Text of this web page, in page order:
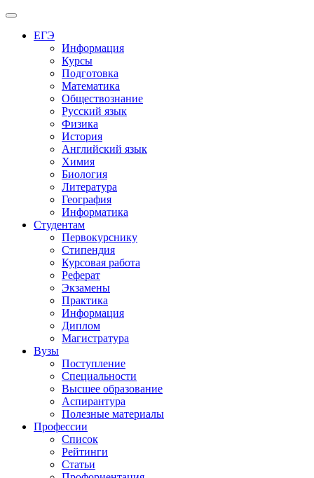
Меню
ЕГЭ
Информация
Курсы
Подготовка
Математика
Обществознание
Русский язык
Физика
История
Английский язык
Химия
Биология
Литература
География
Информатика
Студентам
Первокурснику
Стипендия
Курсовая работа
Реферат
Экзамены
Практика
Информация
Диплом
Магистратура
Вузы
Поступление
Специальности
Высшее образование
Аспирантура
Полезные материалы
Профессии
Список
Рейтинги
Статьи